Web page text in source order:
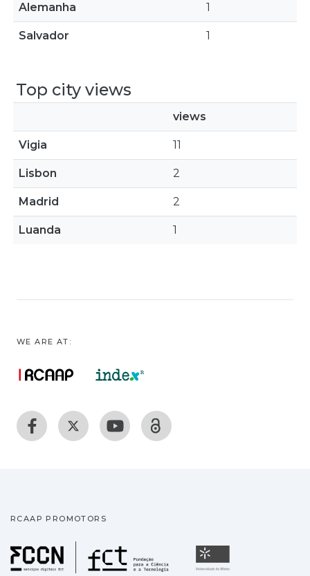
Alemanha 1
Salvador 1
Top city views
views
Vigia 11
Lisbon 2
Madrid 2
Luanda 1
WE ARE AT:
RCAAP PROMOTORS
Fundação para a